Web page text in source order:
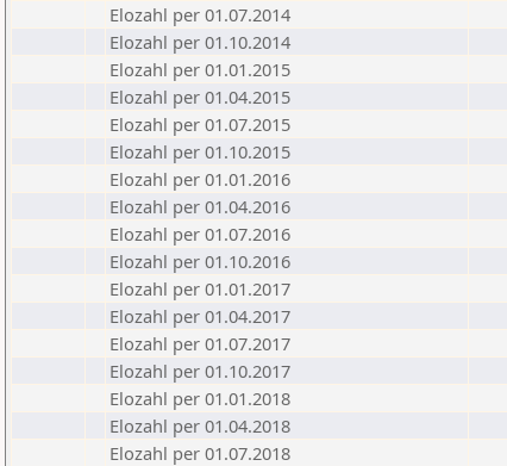
Elozahl per 01.07.2014
Elozahl per 01.10.2014
Elozahl per 01.01.2015
Elozahl per 01.04.2015
Elozahl per 01.07.2015
Elozahl per 01.10.2015
Elozahl per 01.01.2016
Elozahl per 01.04.2016
Elozahl per 01.07.2016
Elozahl per 01.10.2016
Elozahl per 01.01.2017
Elozahl per 01.04.2017
Elozahl per 01.07.2017
Elozahl per 01.10.2017
Elozahl per 01.01.2018
Elozahl per 01.04.2018
Elozahl per 01.07.2018